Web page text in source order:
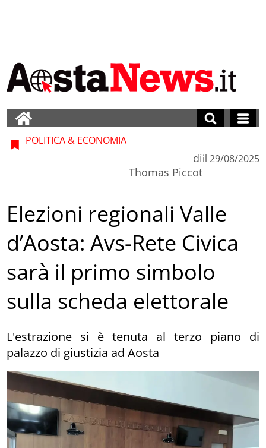
POLITICA & ECONOMIA
di
Thomas Piccot
il 29/08/2025
Elezioni regionali Valle
d’Aosta: Avs-Rete Civica
sarà il primo simbolo
sulla scheda elettorale
L'estrazione si è tenuta al terzo piano di
palazzo di giustizia ad Aosta